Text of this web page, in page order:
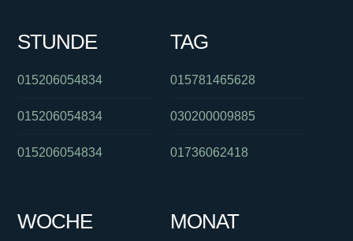
STUNDE
015206054834
015206054834
015206054834
TAG
015781465628
030200009885
01736062418
WOCHE MONAT